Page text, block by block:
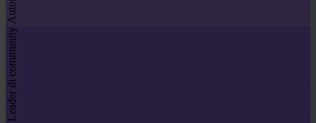
Leader di community